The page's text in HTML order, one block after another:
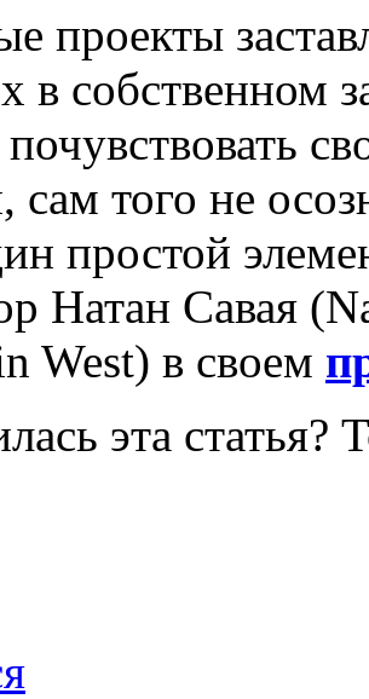
проекты
в собственном
сам того не
простой
Натан Савая
West) в своем
эта статья?